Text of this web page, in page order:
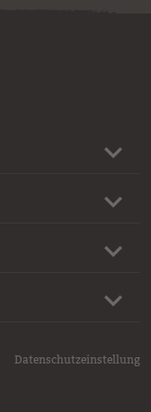
Datenschutzeinstellung